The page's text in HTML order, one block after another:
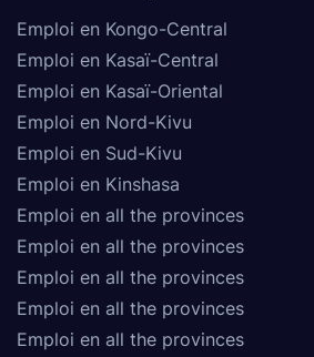
Emploi en Kongo-Central
Emploi en Kasaï-Central
Emploi en Kasaï-Oriental
Emploi en Nord-Kivu
Emploi en Sud-Kivu
Emploi en Kinshasa
Emploi en all the provinces
Emploi en all the provinces
Emploi en all the provinces
Emploi en all the provinces
Emploi en all the provinces